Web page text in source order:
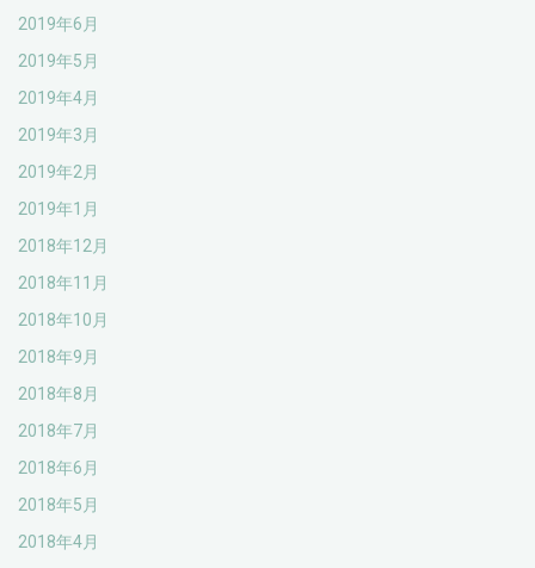
2019年6月
2019年5月
2019年4月
2019年3月
2019年2月
2019年1月
2018年12月
2018年11月
2018年10月
2018年9月
2018年8月
2018年7月
2018年6月
2018年5月
2018年4月